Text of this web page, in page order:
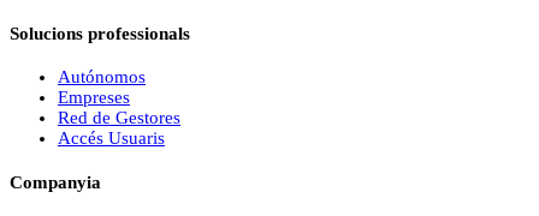
Solucions professionals
Autónomos
Empreses
Red de Gestores
Accés Usuaris
Companyia